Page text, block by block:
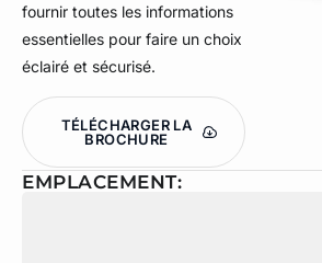
fournir toutes les informations
essentielles pour faire un choix
éclairé et sécurisé.
TÉLÉCHARGER LA
BROCHURE
EMPLACEMENT: